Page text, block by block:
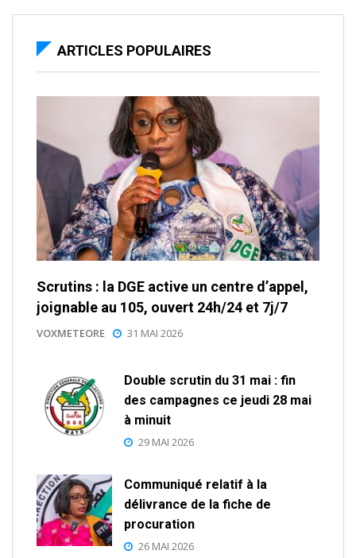
ARTICLES POPULAIRES
Scrutins : la DGE active un centre d’appel,
joignable au 105, ouvert 24h/24 et 7j/7
VOXMETEORE 31 MAI 2026
Double scrutin du 31 mai : fin
des campagnes ce jeudi 28 mai
à minuit
29 MAI 2026
Communiqué relatif à la
délivrance de la fiche de
procuration
26 MAI 2026